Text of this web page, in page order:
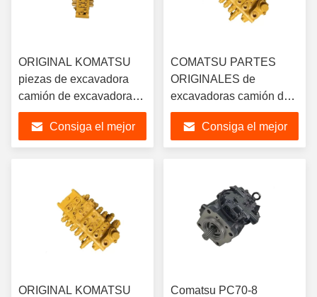
ORIGINAL KOMATSU
piezas de excavadora
camión de excavadora
de alta calidad parte
hidráulica original
válvula de control
para la excavadora
Komastu PC200-8
Consiga el mejor
COMATSU PARTES
ORIGINALES de
excavadoras camión de
excavadoras 723-46-
23203 válvula de control
Assy para Komatsu
hidráulico piezas de
repuesto M156 motor
Consiga el mejor
ORIGINAL KOMATSU
Comatsu PC70-8